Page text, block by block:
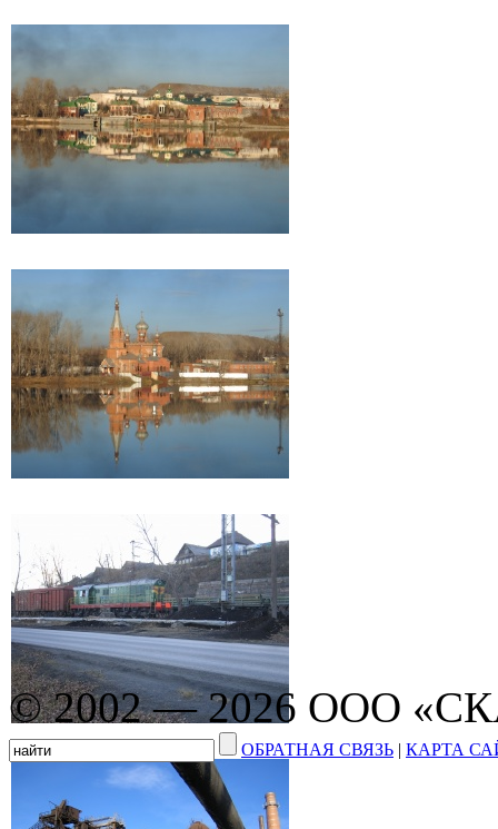
© 2002 — 2026 ООО
ОБРАТНАЯ СВЯЗЬ | КАРТА